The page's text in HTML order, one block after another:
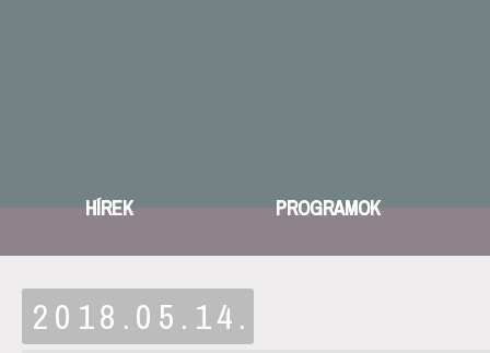
HÍREK PROGRAMOK
2018.05.14.